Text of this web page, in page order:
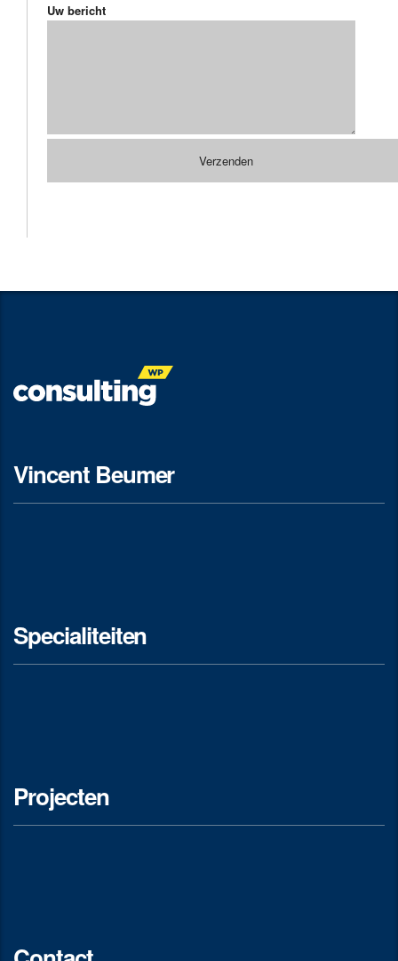
Uw bericht
Vincent Beumer
Specialiteiten
Projecten